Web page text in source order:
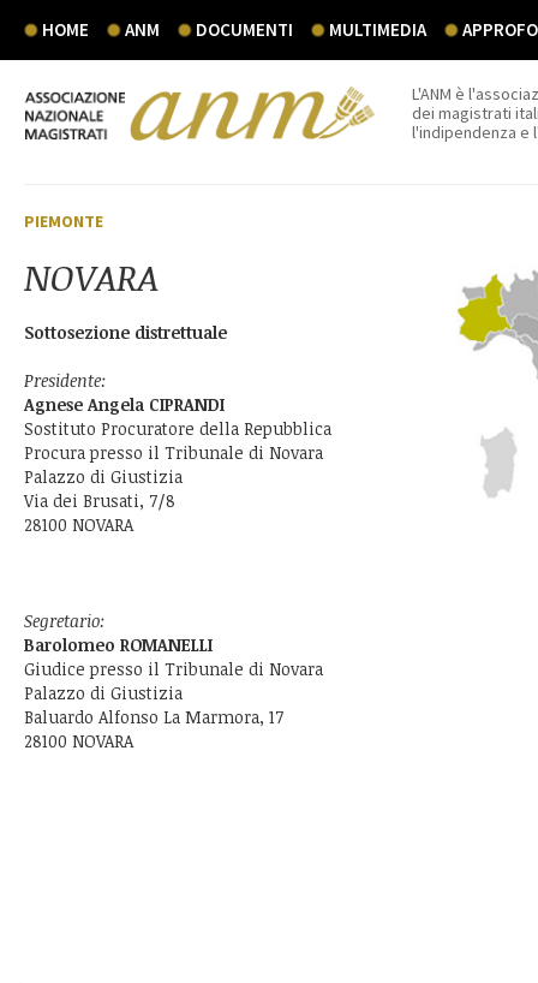
HOME ANM DOCUMENTI MULTIMEDIA
L'ANM è
dei magistrati
l'indipendenza e
PIEMONTE
NOVARA
Sottosezione distrettuale
Presidente:
Agnese Angela CIPRANDI
Sostituto Procuratore della Repubblica
Procura presso il Tribunale di Novara
Palazzo di Giustizia
Via dei Brusati, 7/8
28100 NOVARA
Segretario:
Barolomeo ROMANELLI
Giudice presso il Tribunale di Novara
Palazzo di Giustizia
Baluardo Alfonso La Marmora, 17
28100 NOVARA